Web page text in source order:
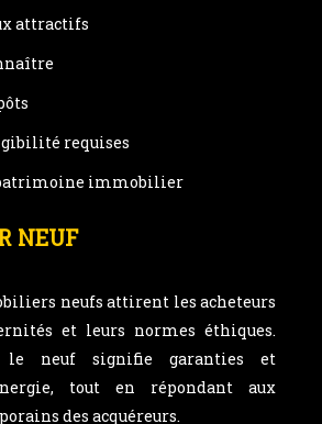
attractifs
requises
immobilier
NEUF
neufs attirent les acheteurs
et leurs normes éthiques.
le neuf signifie garanties et
tout en répondant aux
des acquéreurs.